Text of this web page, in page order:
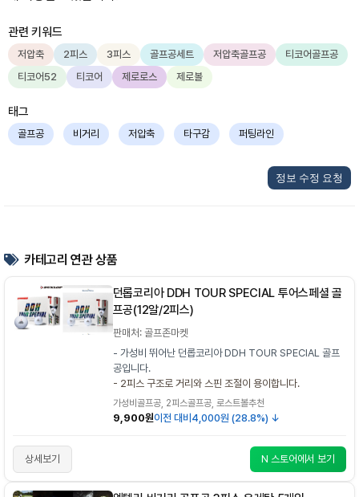
관련 키워드
저압축 2피스 3피스 골프공세트 저압축골프공
티코어골프공
티코어52
티코어 제로로스 제로볼
태그
골프공 비거리 저압축 타구감 퍼팅라인
정보 수정 요청
카테고리 연관 상품
던롭코리아 DDH TOUR SPECIAL 투어스페셜 골
프공(12알/2피스)
판매처: 골프존마켓
- 가성비 뛰어난 던롭코리아 DDH TOUR SPECIAL 골프
공입니다.
- 2피스 구조로 거리와 스핀 조절이 용이합니다.
가성비골프공, 2피스골프공, 로스트볼추천
9,900원이전 대비 4,000원 (28.8%) ↓
상세보기 N 스토어에서 보기